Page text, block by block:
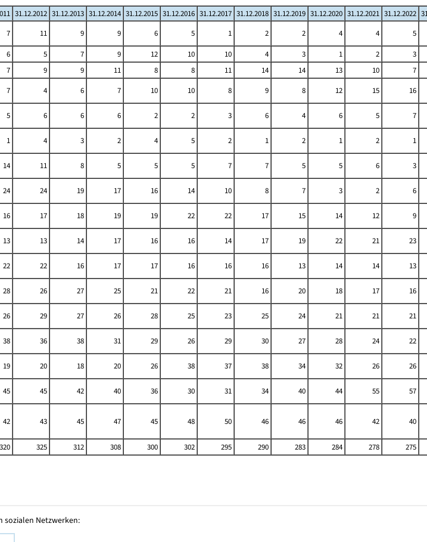
31.12.2012 31.12.2013 31.12.2014 31.12.2015 31.12.2016 31.12.2017 31.12.2018 31.12.2019 31.12.2020 31.12.2021 31.12.2022
7 11 9 9 6 5 1 2 2 4 4
5
6 5 7 9 12 10 10 4 3 1 2
3
7 9 9 11 8 8 11 14 14 13 10
7
7 4 6 7 10 10 8 9 8 12 15
16
5 6 6 6 2 2 3 6 4 6 5
7
1 4 3 2 4 5 2 1 2 1 2
1
14 11 8 5 5 5 7 7 5 5 6
3
24 24 19 17 16 14 10 8 7 3 2
6
16 17 18 19 19 22 22 17 15 14 12
9
13 13 14 17 16 16 14 17 19 22 21
23
22 22 16 17 17 16 16 16 13 14 14
13
28 26 27 25 21 22 21 16 20 18 17
16
26 29 27 26 28 25 23 25 24 21 21
21
38 36 38 31 29 26 29 30 27 28 24
22
19 20 18 20 26 38 37 38 34 32 26
26
45 45 42 40 36 30 31 34 40 44 55
57
42 43 45 47 45 48 50 46 46 46 42 40
320 325 312 308 300 302 295 290 283 284 278 275
sozialen Netzwerken: